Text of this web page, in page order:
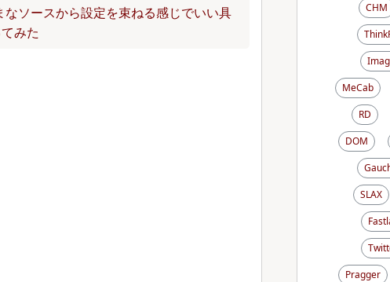
なソースから設定を束ねる感じでいい具
みた
CHM
MeCab
RD
DOM
SLAX
Pragger